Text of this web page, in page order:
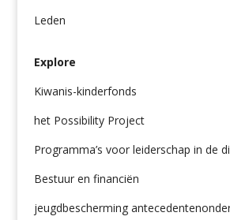
Leden
Explore
Kiwanis-kinderfonds
het Possibility Project
Programma’s voor leiderschap in de
Bestuur en financiën
jeugdbescherming